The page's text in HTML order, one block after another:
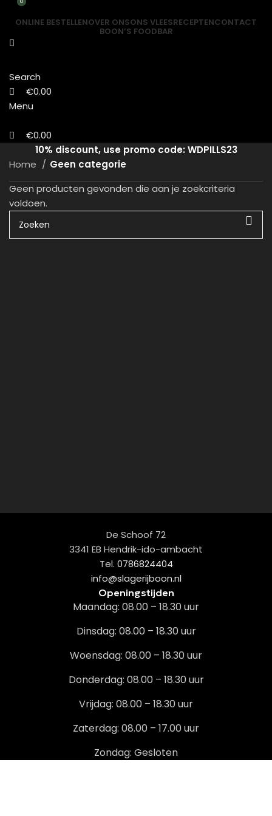
ONLINE BESTELLENOVER ONSONS VLEESRECEPTENCONTACT
BOON’S FOODBAR
Search
€0.00
Menu
€0.00
10% discount, use promo code: WDPILLS23
Home
Geen categorie
Geen producten gevonden die aan je zoekcriteria
voldoen.
De Schoof 72
3341 EB Hendrik-ido-ambacht
Tel. 0786824404
info@slagerijboon.nl
Openingstijden
Maandag: 08.00 – 18.30 uur
Dinsdag: 08.00 – 18.30 uur
Woensdag: 08.00 – 18.30 uur
Donderdag: 08.00 – 18.30 uur
Vrijdag: 08.00 – 18.30 uur
Zaterdag: 08.00 – 17.00 uur
Zondag: Gesloten